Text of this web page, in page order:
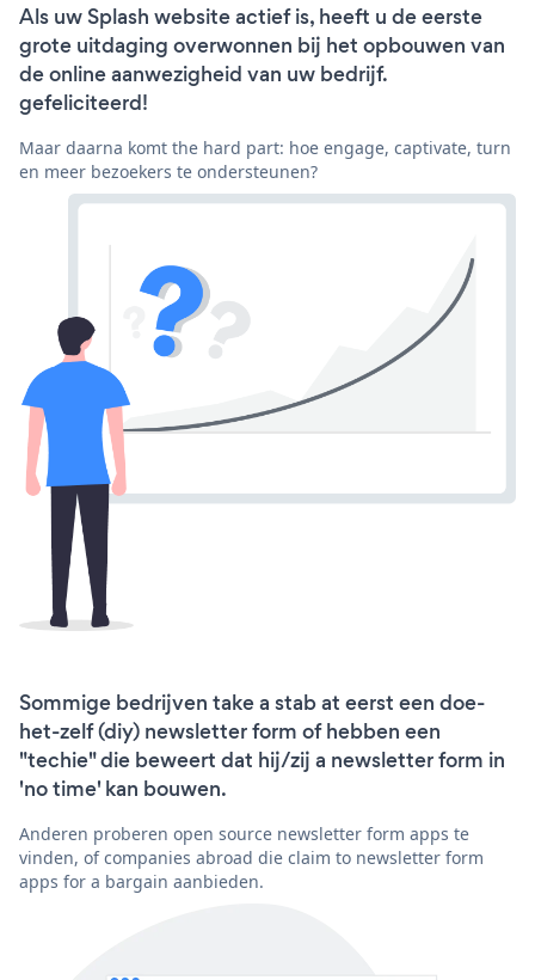
Als uw Splash website actief is, heeft u de eerste
grote uitdaging overwonnen bij het opbouwen van
de online aanwezigheid van uw bedrijf.
gefeliciteerd!
Maar daarna komt the hard part: hoe engage, captivate, turn
en meer bezoekers te ondersteunen?
Sommige bedrijven take a stab at eerst een doe-
het-zelf (diy) newsletter form of hebben een
"techie" die beweert dat hij/zij a newsletter form in
'no time' kan bouwen.
Anderen proberen open source newsletter form apps te
vinden, of companies abroad die claim to newsletter form
apps for a bargain aanbieden.